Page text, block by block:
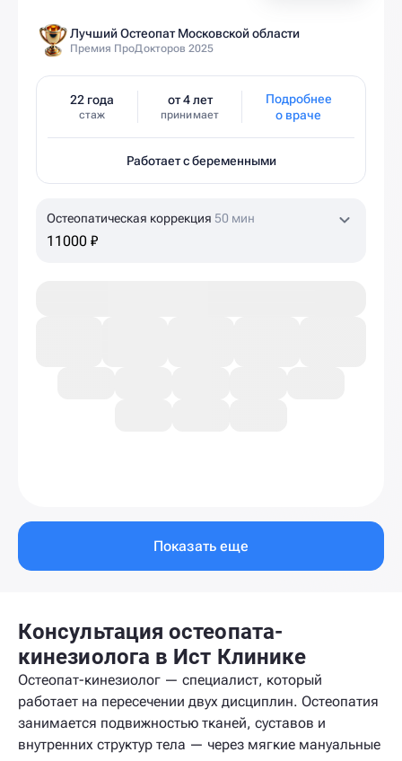
Лучший Остеопат Московской области
Премия ПроДокторов 2025
22 года
стаж
от 4 лет
принимает
Подробнее
о враче
Работает с беременными
Остеопатическая коррекция 50 мин
11000 ₽
Показать еще
Консультация остеопата-
кинезиолога в Ист Клинике
Остеопат-кинезиолог — специалист, который
работает на пересечении двух дисциплин. Остеопатия
занимается подвижностью тканей, суставов и
внутренних структур тела — через мягкие мануальные